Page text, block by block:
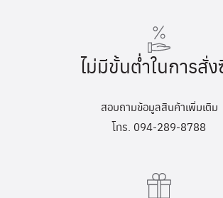
ไม่มีขั้นต่ำในการสั่
สอบถามข้อมูลสินค้าเพิ่มเติม
โทร. 094-289-8788